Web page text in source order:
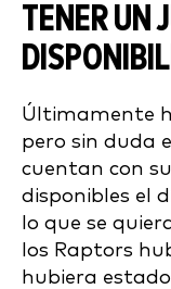
TENER UN
Últimamente
pero sin duda
cuentan con
disponibles el
lo que se
los Raptors
hubiera